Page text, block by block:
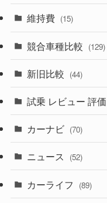
(357)
(328)
(194)
(230)
(253)
(85)
(84)
(14)
(222)
(50)
(43)
(6)
(58)
(28)
(27)
(3)
(3)
(5)
(1)
維持費 (15)
競合車種比較 (129)
新旧比較 (44)
試乗 レビュー 評価
カーナビ (70)
ニュース (52)
カーライフ (89)